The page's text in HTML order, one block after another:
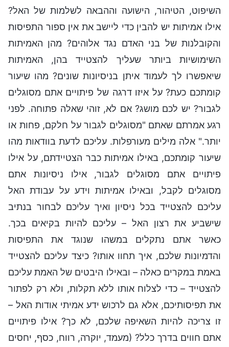
השיפוט, הטיהור, הישועה וההבאה לשלמות של האל?
אילו אמיתות יש להבין כדי ליישב את אין ספור התפיסות
והקובלנות של בני האדם נגד אלוהים? מהן האמיתות
השימושיות ביותר שעליך להצטייד בהן, האמיתות
שיאפשרו לך לעמוד איתן בניסיונות שונים? מהו שיעור
קומתכם כעת? על איזו דרגה של פיתויים אתם מסוגלים
לגבור? יש לכם מושג? אם לא, זוהי שאלה פתוחה. לפני
רגע אמרתם שאתם "מסוגלים לגבור על חלקם, פחות או
יותר." אלה מילים מעורפלות. עליכם לדעת בוודאות מהו
שיעור קומתכם, באילו אמיתות כבר הצטיידתם, על אילו
פיתויים אתם מסוגלים לגבור, אילו ניסיונות אתם
מסוגלים לקבל, ובאילו אמיתות וידע על עבודת האל
עליכם להצטייד בכל ניסיון ואיך עליכם לבחור בנתיב
שישביע את רצון האל – עליכם להיות בקיאים בכך.
כאשר אתם נתקלים במשהו שנוגד את התפיסות
והדמיונות שלכם, איך תחוו אותו? כיצד עליכם להצטייד
באמת במקרים כאלה – ובאילו היבטים של האמת עליכם
להצטייד – כדי לצלוח אותו ללא תקלות, ולא רק לפתור
את תפיסותיכם, אלא גם לרכוש ידע אמיתי אודות האל –
זו צריכה להיות השאיפה שלכם, לא כך? אילו פיתויים
אתם חווים בדרך כלל? (מעמד, יוקרה, רווח, כסף, יחסים